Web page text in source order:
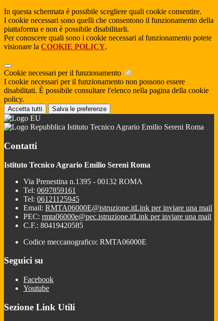
In questa schermata è possibile scegliere quali cookie consentire.
I cookie necessari sono quelli che consentono il funzionamento della
piattaforma e non è possibile disabilitarli.
Per conoscere quali sono i cookie necessari al funzionamento potete
visionare la COOKIE POLICY.
Cookie necessari per il funzionamento
I cookie necessari per il funzionamento non possono essere
disabilitati. È possibile consultare l'elenco nella pagina della cookie
policy.
Accetta tutti Salva le preferenze
Istituto Tecnico Agrario Emilio Sereni Roma
Contatti
Istituto Tecnico Agrario Emilio Sereni Roma
Via Prenestina n.1395 - 00132 ROMA
Tel: 0697859161
Tel: 06121125945
Email: RMTA06000E@istruzione.itLink per inviare una mail
PEC: rmta06000e@pec.istruzione.itLink per inviare una mail
C.F.: 80419420585
Codice meccanografico: RMTA06000E
Seguici su
Facebook
Youtube
Sezione Link Utili